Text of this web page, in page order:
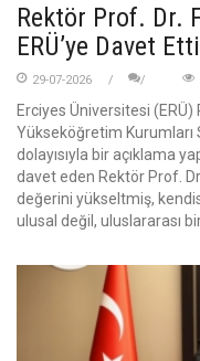
Rektör Prof. Dr.
ERÜ’ye Davet Etti
29-07-2026
Erciyes Üniversitesi
Yükseköğretim Kurumları
dolayısıyla bir açıklama
davet eden Rektör Prof.
değerini yükseltmiş,
ulusal değil, uluslararası